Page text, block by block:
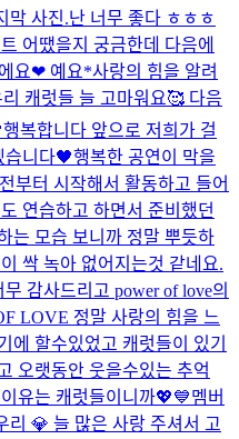
막 사진.난 너무 좋다 ㅎㅎㅎ
어땠을지 궁금한데 다음에
요❤ 예요*사랑의 힘을 알려
리 캐럿들 늘 고마워요🥰 다음
행복합니다 앞으로 저희가 걸
습니다🖤행복한 공연이 막을
부터 시작해서 활동하고 들어
연습하고 하면서 준비했던
는 모습 보니까 정말 뿌듯하
싹 녹아 없어지는것 같네요.
감사드리고 power of love의
LOVE 정말 사랑의 힘을 느
에 할수있었고 캐럿들이 있기
오랫동안 웃을수있는 추억
유는 캐럿들이니까💖💙멤버
리 💎 늘 많은 사랑 주셔서 고